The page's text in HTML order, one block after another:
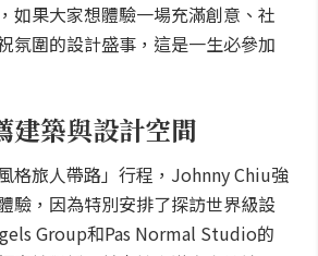
如果大家想體驗一場充滿創意、社
氛圍的設計盛事，這是一生必參加
建築與設計空間
格旅人帶路」行程，Johnny Chiu強
驗，因為特別安排了探訪世界級設
Group和Pas Normal Studio的